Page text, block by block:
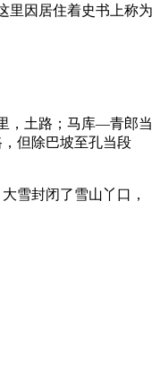
里因居住着史书上称为
，土路；马库—青郎当
但除巴坡至孔当段
雪封闭了雪山丫口，